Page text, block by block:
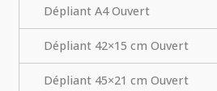
Dépliant A4 Ouvert
Dépliant 42×15 cm Ouvert
Dépliant 45×21 cm Ouvert